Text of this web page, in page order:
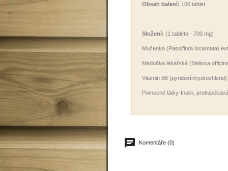
Obsah balení: 100 tablet
Složení: (1 tableta - 700 mg)
Mučenka (Passiflora incarnata)
Meduňka lékařská (Melissa
Vitamin B6 (pyridoxínhydrochlorid)
Pomocné látky-Inulin,
Komentáře (0)